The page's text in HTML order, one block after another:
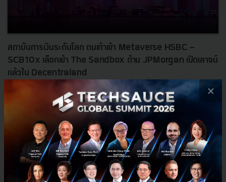
สถาบันการเงินระดับโลก ตบเท้าเข้า Metaverse HSBC -
SCB10x เลือกเข้า The Sandbox ด้าน JPMorgan เปิดเลาจน์
แล้วใน Decentraland
สถาบันการเงินระดับโลก ตบเท้าเข้า Metaverse โดยธนาคาร HSBC และ
SCB10x เลือกเข้า The Sandbox ส่วนทางด้าน JPMorgan เปิดเลาจน์แล้วใน
Decentraland...
มีนาคม 23, 2022 | ByTechsauce Team
Metaverse hsbc scb10x banking jpmorgan
×